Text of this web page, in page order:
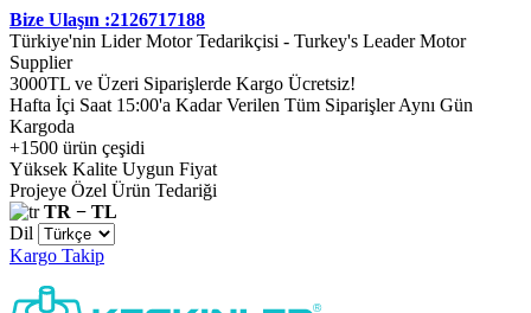
Bize Ulaşın :2126717188
Türkiye'nin Lider Motor Tedarikçisi - Turkey's Leader Motor
Supplier
3000TL ve Üzeri Siparişlerde Kargo Ücretsiz!
Hafta İçi Saat 15:00'a Kadar Verilen Tüm Siparişler Aynı Gün
Kargoda
+1500 ürün çeşidi
Yüksek Kalite Uygun Fiyat
Projeye Özel Ürün Tedariği
TR − TL
Dil
Kargo Takip